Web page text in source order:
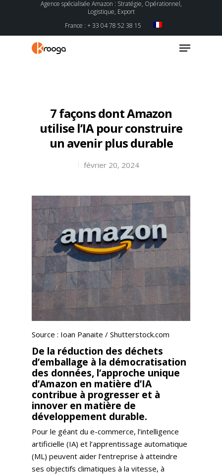
Agence spécialisée Amazon : Stratégie, Opérationnel,
Logistique, Export
France : + 33 04 78 52 38 15
7 façons dont Amazon
utilise l’IA pour construire
un avenir plus durable
février 20, 2024
Source : Ioan Panaite / Shutterstock.com
De la réduction des déchets
d’emballage à la démocratisation
des données, l’approche unique
d’Amazon en matière d’IA
contribue à progresser et à
innover en matière de
développement durable.
Pour le géant du e-commerce, l’intelligence
artificielle (IA) et l’apprentissage automatique
(ML) peuvent aider l’entreprise à atteindre
ses objectifs climatiques à la vitesse, à